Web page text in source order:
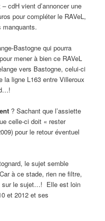
cdH vient d’annoncer une
pour compléter le RAVeL,
manquants.
Bastogne qui pourra
mener à bien ce RAVeL
vers Bastogne, celui-ci
la ligne L163 entre Villeroux
? Sachant que l’assiette
celle-ci doit « rester
pour le retour éventuel
le sujet semble
à ce stade, rien ne filtre,
sur le sujet…! Elle est loin
et 2012 et ses